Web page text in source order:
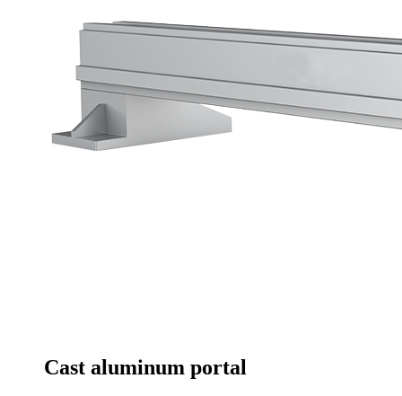
Cast aluminum portal